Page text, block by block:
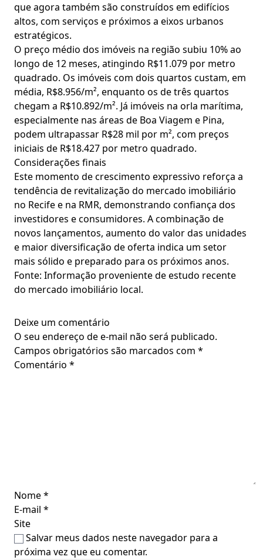
que agora também são construídos em edifícios
altos, com serviços e próximos a eixos urbanos
estratégicos.
O preço médio dos imóveis na região subiu 10% ao
longo de 12 meses, atingindo R$11.079 por metro
quadrado. Os imóveis com dois quartos custam, em
média, R$8.956/m², enquanto os de três quartos
chegam a R$10.892/m². Já imóveis na orla marítima,
especialmente nas áreas de Boa Viagem e Pina,
podem ultrapassar R$28 mil por m², com preços
iniciais de R$18.427 por metro quadrado.
Considerações finais
Este momento de crescimento expressivo reforça a
tendência de revitalização do mercado imobiliário
no Recife e na RMR, demonstrando confiança dos
investidores e consumidores. A combinação de
novos lançamentos, aumento do valor das unidades
e maior diversificação de oferta indica um setor
mais sólido e preparado para os próximos anos.
Fonte: Informação proveniente de estudo recente
do mercado imobiliário local.
Deixe um comentário
O seu endereço de e-mail não será publicado.
Campos obrigatórios são marcados com *
Comentário *
Nome*
E-mail *
Site
Salvar meus dados neste navegador para a
próxima vez que eu comentar.